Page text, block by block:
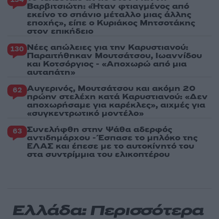
Βαρβιτσιώτη: «Ήταν φτιαγμένος από
εκείνο το σπάνιο μέταλλο μιας άλλης
εποχής», είπε ο Κυριάκος Μητσοτάκης
στον επικήδειο
130 Νέες απώλειες για την Καρυστιανού:
Παραιτήθηκαν Μουτσάτσου, Ιωαννίδου
και Κοτσόργιος - «Αποχωρώ από μια
αυταπάτη»
62 Αυγερινός, Μουτσάτσου και ακόμη 20
πρώην στελέχη κατά Καρυστιανού: «Δεν
αποχωρήσαμε για καρέκλες», αιχμές για
«συγκεντρωτικό μοντέλο»
63 Συνελήφθη στην Ψάθα αδερφός
αντιδημάρχου - Έσπασε το μπλόκο της
ΕΛΑΣ και έπεσε με το αυτοκίνητό του
στα συντρίμμια του ελικοπτέρου
Ελλάδα: Περισσότερα